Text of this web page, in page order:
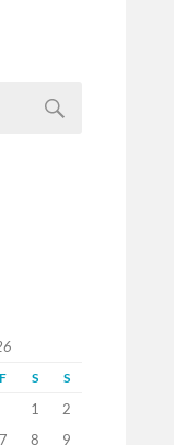
F S S
1
2
7 8
9